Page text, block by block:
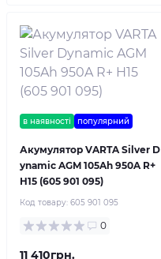
в наявності популярний
Акумулятор VARTA Silver D
ynamic AGM 105Ah 950A R+
H15 (605 901 095)
Код товару: 605 901 095
0
11 410грн.